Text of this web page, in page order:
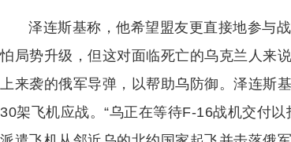
泽连斯基称，他希望盟友更直接地参与
怕局势升级，但这对面临死亡的乌克兰人来
上来袭的俄军导弹，以帮助乌防御。泽连斯
30架飞机应战。“乌正在等待F-16战机交付